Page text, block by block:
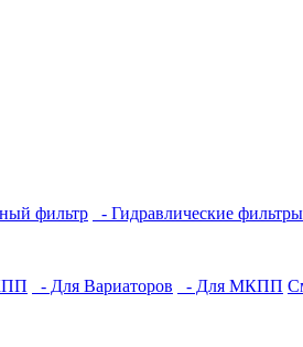
фильтр - Гидравлические фильтры
- Для Вариаторов - Для МКПП